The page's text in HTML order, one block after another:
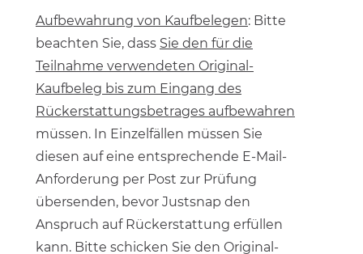
Aufbewahrung von Kaufbelegen: Bitte
beachten Sie, dass Sie den für die
Teilnahme verwendeten Original-
Kaufbeleg bis zum Eingang des
Rückerstattungsbetrages aufbewahren
müssen. In Einzelfällen müssen Sie
diesen auf eine entsprechende E-Mail-
Anforderung per Post zur Prüfung
übersenden, bevor Justsnap den
Anspruch auf Rückerstattung erfüllen
kann. Bitte schicken Sie den Original-